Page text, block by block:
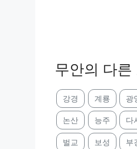
무안의 다른
강경 계룡 광
논산 능주 다
벌교 보성 부